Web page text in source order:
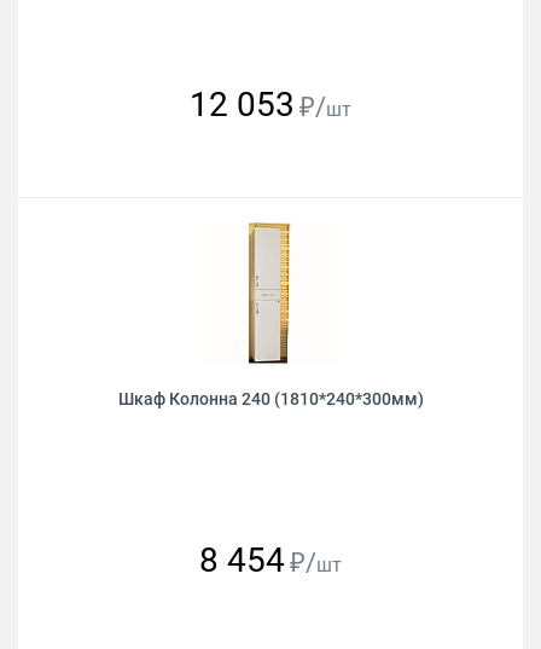
12 053 ₽/шт
Шкаф Колонна 240 (1810*240*300мм)
8 454₽/шт